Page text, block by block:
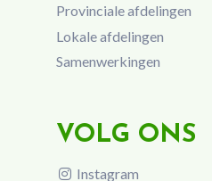
Provinciale afdelingen
Lokale afdelingen
Samenwerkingen
VOLG ONS
Instagram